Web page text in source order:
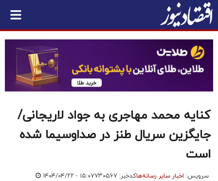
کنایه محمد مهاجری به جواد لاریجانی/
جایگزین سریال طنز در صداوسیما شده
است
سرویس: اخبار سایر رسانه‌هاکدخبر: ۷۳۰۵۶۷ ۱۴۰۴/۰۴/۲۲ - ۱۵:۰۷